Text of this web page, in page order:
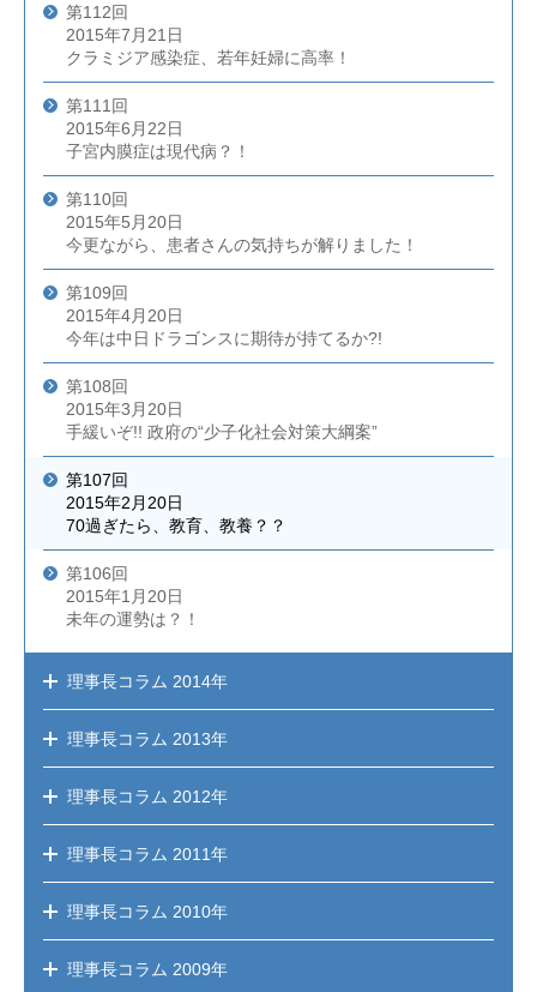
第112回
2015年7月21日
クラミジア感染症、若年妊婦に高率！
第111回
2015年6月22日
子宮内膜症は現代病？！
第110回
2015年5月20日
今更ながら、患者さんの気持ちが解りました！
第109回
2015年4月20日
今年は中日ドラゴンスに期待が持てるか?!
第108回
2015年3月20日
手緩いぞ!! 政府の“少子化社会対策大綱案”
第107回
2015年2月20日
70過ぎたら、教育、教養？？
第106回
2015年1月20日
未年の運勢は？！
理事長コラム 2014年
理事長コラム 2013年
理事長コラム 2012年
理事長コラム 2011年
理事長コラム 2010年
理事長コラム 2009年